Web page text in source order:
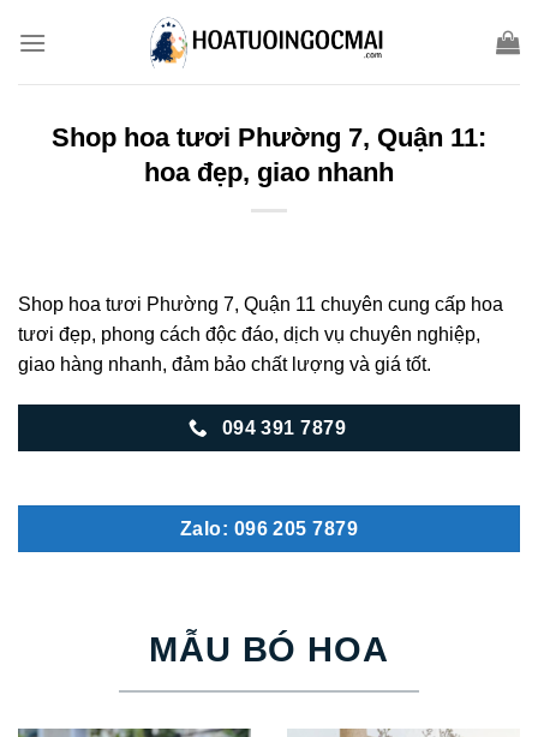
Shop hoa tươi Phường 7, Quận 11:
hoa đẹp, giao nhanh
Shop hoa tươi Phường 7, Quận 11 chuyên cung cấp hoa
tươi đẹp, phong cách độc đáo, dịch vụ chuyên nghiệp,
giao hàng nhanh, đảm bảo chất lượng và giá tốt.
094 391 7879
Zalo: 096 205 7879
MẪU BÓ HOA